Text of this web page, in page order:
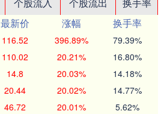
个股流入 个股流出
换手率
最新价 涨幅
换手率
116.52 396.89% 79.39%
110.02 20.21% 16.80%
14.8 20.03% 14.18%
20.44 20.02% 14.77%
46.72 20.01% 5.62%